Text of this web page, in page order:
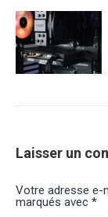
Laisser un
Votre adresse e-
marqués avec *